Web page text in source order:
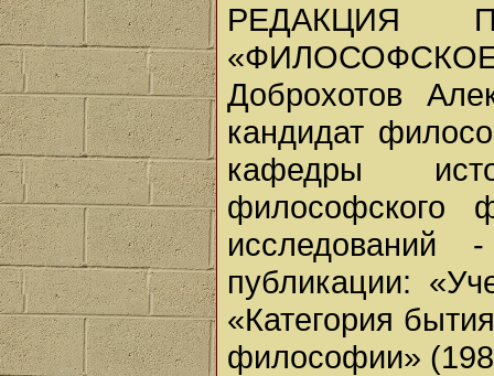
РЕДАКЦИЯ
Доброхотов
кандидат
кафедры
философского
исследований
публикации:
«Категория
философии»